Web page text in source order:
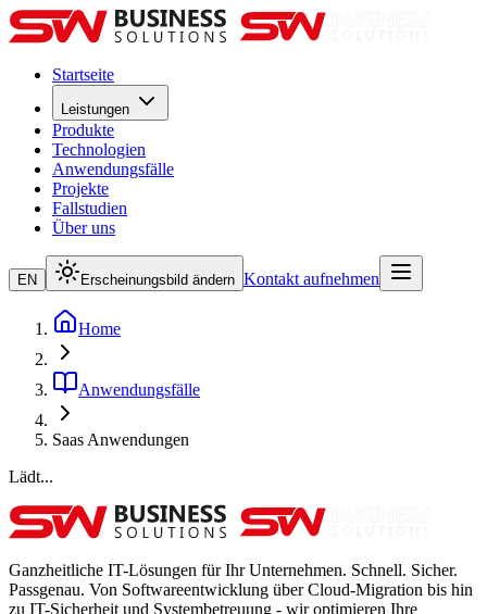
Startseite
Leistungen
Produkte
Technologien
Anwendungsfälle
Projekte
Fallstudien
Über uns
EN Erscheinungsbild ändern Kontakt aufnehmen
Home
Anwendungsfälle
Saas Anwendungen
Lädt...
Ganzheitliche IT-Lösungen für Ihr Unternehmen. Schnell. Sicher.
Passgenau. Von Softwareentwicklung über Cloud-Migration bis hin
zu IT-Sicherheit und Systembetreuung - wir optimieren Ihre